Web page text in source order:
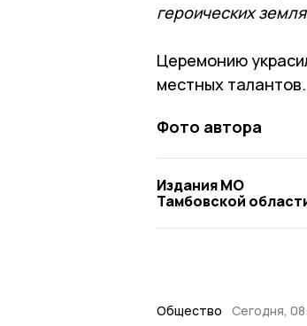
героических
Церемонию
местных талантов.
Фото автора
Издания МО
Тамбовской
Общество Сегодня,